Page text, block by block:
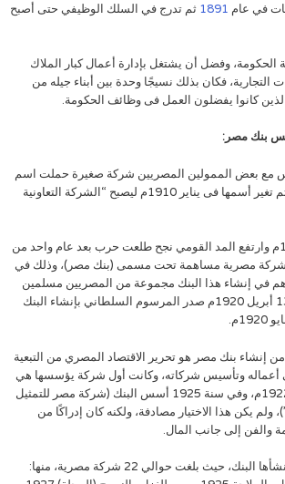
في عام 1891 ثم تدرج في السلك الوظيفي حتى أصبح
وفضل أن يشتغل بإدارة أعمال كبار الملاك
التجارية، فكان بذلك نسيجًا وحدة بين أبناء جيله من
كانوا يفضلون العمل فى وظائف الحكومة.
بنك مصر:
1909 أسس مع بعض الممولين المصريين شركة صغيرة حملت اسم
“بنك التضامن المالي”، ثم تغير أسمها فى يناير 1910م ليصبح “الشركة التعاونية
وعندما قامت ثورة 1919م وارتفع المد القومي نجح طلعت حرب بعد عام واحد من
شركة مصرية مساهمة تحت مسمى (بنك مصر)، وذلك في
وقد ساهم في إنشاء هذا البنك مجموعة من المصريين مسلمين
ومسيحيين ويهود. وفي 13 أبريل 1920م صدر المرسوم السلطاني بإنشاء البنك
بنك مصر هو تحرير الاقتصاد المصري من التبعية
في أعماله وتأسيس شركاته، وكانت أول شركة يؤسسها هي
(مطبعة مصر) في مايو 1922م، وفي سنة 1925 أسس البنك (شركة مصر للتمثيل
ولم يكن هذا الاختيار مصادفة، ولكنه كان إدراكًا من
والفن إلى جانب المال.
وتوالت الشركات التي أنشأها البنك، حيث بلغت حوالي 22 شركة مصرية، منها: